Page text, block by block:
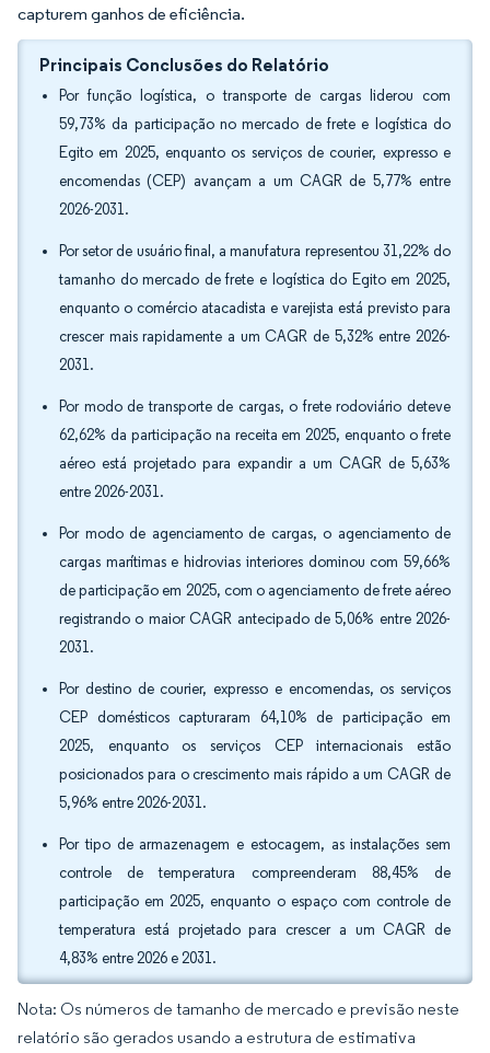
capturem ganhos de eficiência.
Principais Conclusões do Relatório
Por função logística, o transporte de cargas liderou com
59,73% da participação no mercado de frete e logística do
Egito em 2025, enquanto os serviços de courier, expresso e
encomendas (CEP) avançam a um CAGR de 5,77% entre
2026-2031.
Por setor de usuário final, a manufatura representou 31,22% do
tamanho do mercado de frete e logística do Egito em 2025,
enquanto o comércio atacadista e varejista está previsto para
crescer mais rapidamente a um CAGR de 5,32% entre 2026-
2031.
Por modo de transporte de cargas, o frete rodoviário deteve
62,62% da participação na receita em 2025, enquanto o frete
aéreo está projetado para expandir a um CAGR de 5,63%
entre 2026-2031.
Por modo de agenciamento de cargas, o agenciamento de
cargas marítimas e hidrovias interiores dominou com 59,66%
de participação em 2025, com o agenciamento de frete aéreo
registrando o maior CAGR antecipado de 5,06% entre 2026-
2031.
Por destino de courier, expresso e encomendas, os serviços
CEP domésticos capturaram 64,10% de participação em
2025, enquanto os serviços CEP internacionais estão
posicionados para o crescimento mais rápido a um CAGR de
5,96% entre 2026-2031.
Por tipo de armazenagem e estocagem, as instalações sem
controle de temperatura compreenderam 88,45% de
participação em 2025, enquanto o espaço com controle de
temperatura está projetado para crescer a um CAGR de
4,83% entre 2026 e 2031.
Nota: Os números de tamanho de mercado e previsão neste
relatório são gerados usando a estrutura de estimativa